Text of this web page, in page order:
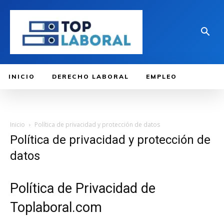
INICIO DERECHO LABORAL EMPLEO
Inicio Política de privacidad y protección de datos
Política de privacidad y protección de
datos
Política de Privacidad de
Toplaboral.com